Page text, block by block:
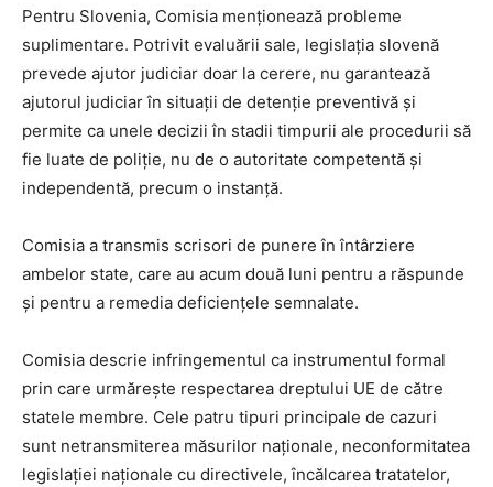
Pentru Slovenia, Comisia menționează probleme
suplimentare. Potrivit evaluării sale, legislația slovenă
prevede ajutor judiciar doar la cerere, nu garantează
ajutorul judiciar în situații de detenție preventivă și
permite ca unele decizii în stadii timpurii ale procedurii să
fie luate de poliție, nu de o autoritate competentă și
independentă, precum o instanță.
Comisia a transmis scrisori de punere în întârziere
ambelor state, care au acum două luni pentru a răspunde
și pentru a remedia deficiențele semnalate.
Comisia descrie infringementul ca instrumentul formal
prin care urmărește respectarea dreptului UE de către
statele membre. Cele patru tipuri principale de cazuri
sunt netransmiterea măsurilor naționale, neconformitatea
legislației naționale cu directivele, încălcarea tratatelor,